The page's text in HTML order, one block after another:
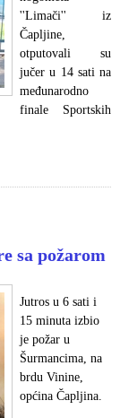
''Limači'' iz
Čapljine,
otputovali su
jučer u 14 sati na
međunarodno
finale Sportskih
sa požarom
Jutros u 6 sati i
15 minuta izbio
je požar u
Šurmancima, na
brdu Vinine,
općina Čapljina.